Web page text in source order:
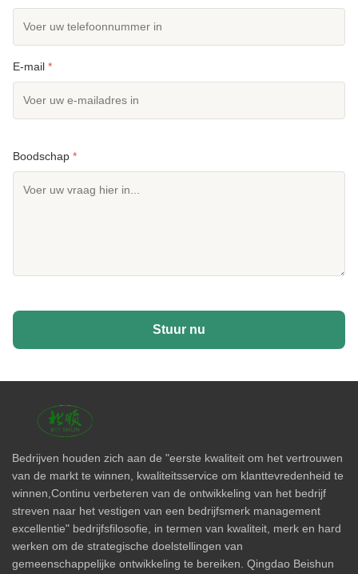
E-mail *
Boodschap *
Stuur nu
Bedrijven houden zich aan de "eerste kwaliteit om het vertrouwen
van de markt te winnen, kwaliteitsservice om klanttevredenheid te
winnen,Continu verbeteren van de ontwikkeling van het bedrijf
streven naar het vestigen van een bedrijfsmerk management
excellentie" bedrijfsfilosofie, in termen van kwaliteit, merk en hard
werken om de strategische doelstellingen van
gemeenschappelijke ontwikkeling te bereiken. Qingdao Beishun